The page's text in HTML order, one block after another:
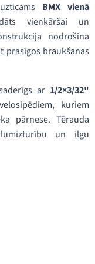
BMX vienā
vienkāršai un
nodrošina
prasīgos braukšanas
ar 1/2×3/32"
kuriem
pārnese. Tērauda
un ilgu